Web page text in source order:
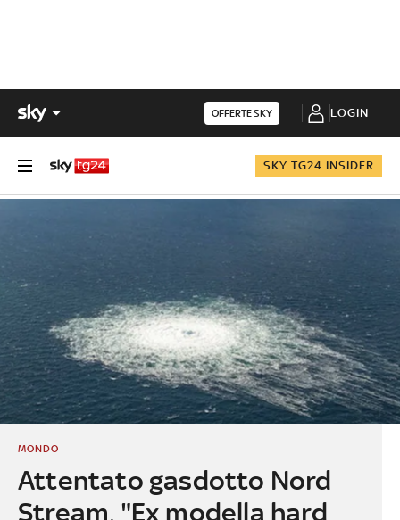
OFFERTE SKY LOGIN
SKY TG24 INSIDER
Attentato gasdotto Nord
Stream, "Ex modella hard
MONDO